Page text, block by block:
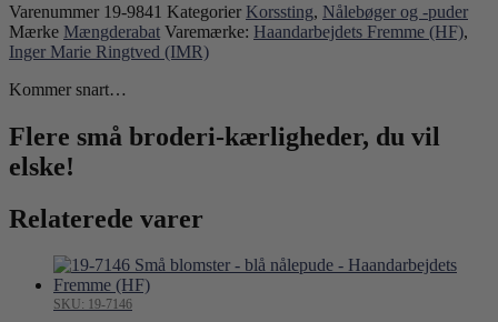
Varenummer 19-9841 Kategorier Korssting, Nålebøger og -puder
Mærke Mængderabat Varemærke: Haandarbejdets Fremme (HF),
Inger Marie Ringtved (IMR)
Kommer snart…
Flere små broderi-kærligheder, du vil
elske!
Relaterede varer
SKU: 19-7146